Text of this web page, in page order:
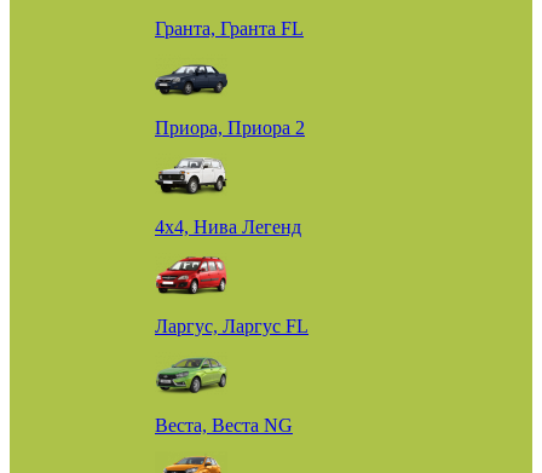
Гранта, Гранта FL
Приора, Приора 2
4х4, Нива Легенд
Ларгус, Ларгус FL
Веста, Веста NG